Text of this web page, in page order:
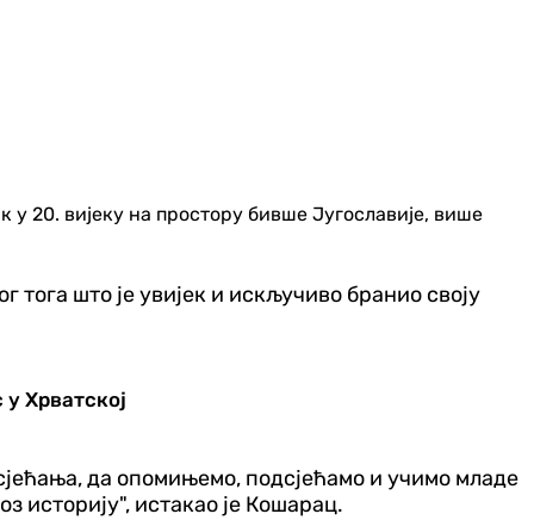
у 20. вијеку на простору бивше Југославије, више
тога што је увијек и искључиво бранио своју
Хрватској
да опомињемо, подсјећамо и учимо младе
историју", истакао је Кошарац.